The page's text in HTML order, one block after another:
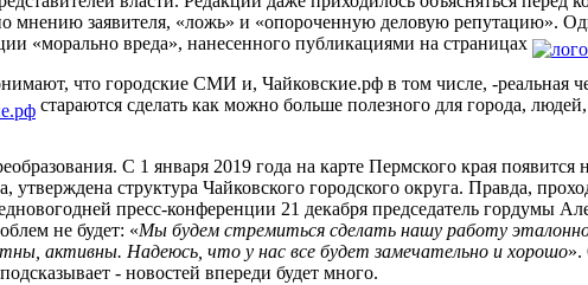
мнению заявителя, «ложь» и «опороченную деловую репутацию».
«морально вреда», нанесенного публикациями на страницах
что городские СМИ и, Чайковские.рф в том числе, -реальная
стараются сделать как можно больше полезного для города,
С 1 января 2019 года на карте Пермского края
структура Чайковского городского округа. Правда,
пресс-конференции 21 декабря председатель гордумы
не будет: «Мы будем стремиться сделать нашу работу
активны. Надеюсь, что у нас все будет замечательно и хорошо».
- новостей впереди будет много.